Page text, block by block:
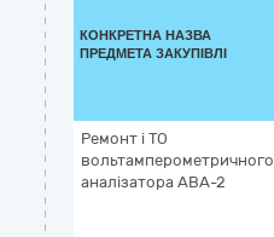
КОНКРЕТНА НАЗВА
ПРЕДМЕТА ЗАКУПІВЛІ
Ремонт і ТО
вольтамперометричного
аналізатора АВА-2